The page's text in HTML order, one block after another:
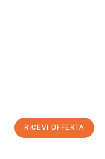
RICEVI OFFERTA